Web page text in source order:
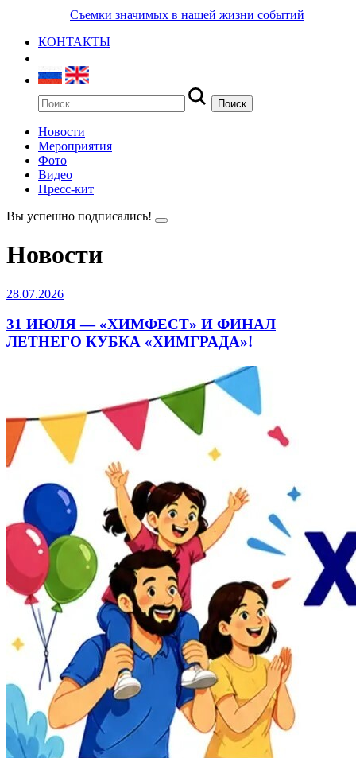
Съемки значимых в нашей жизни событий
КОНТАКТЫ
Новости
Мероприятия
Фото
Видео
Пресс-кит
Вы успешно подписались!
Новости
28.07.2026
31 ИЮЛЯ — «ХИМФЕСТ» И ФИНАЛ
ЛЕТНЕГО КУБКА «ХИМГРАДА»!